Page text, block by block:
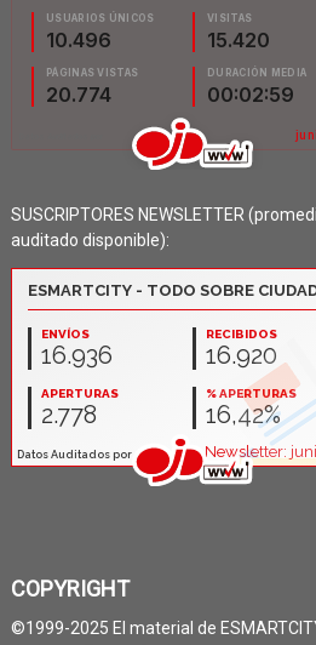
SUSCRIPTORES NEWSLETTER
auditado disponible):
COPYRIGHT
©1999-2025 El material de